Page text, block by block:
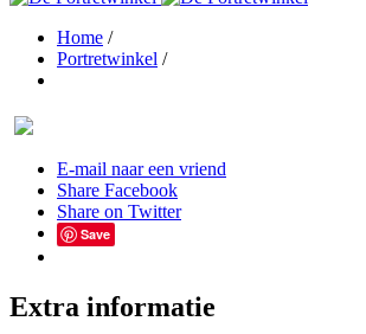
Home /
Portretwinkel /
E-mail naar een vriend
Share Facebook
Share on Twitter
Save
Extra informatie